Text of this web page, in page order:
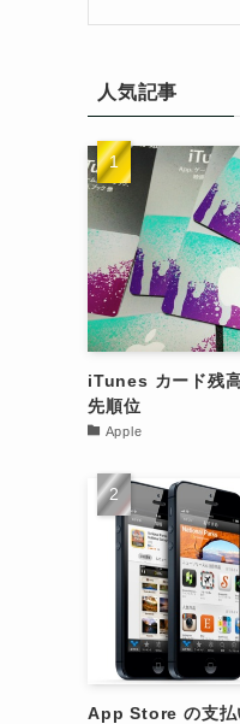
人気記事
iTunes カード残
先順位
Apple
App Store の支払